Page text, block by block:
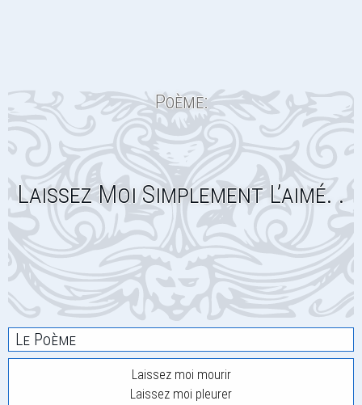
Poème:
Laissez Moi Simplement L’aimé. .
Le Poème
Laissez moi mourir
Laissez moi pleurer